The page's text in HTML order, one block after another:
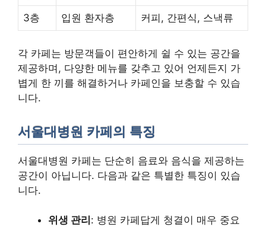
3층 입원 환자층 커피, 간편식, 스낵류
각 카페는 방문객들이 편안하게 쉴 수 있는 공간을
제공하며, 다양한 메뉴를 갖추고 있어 언제든지 가
볍게 한 끼를 해결하거나 카페인을 보충할 수 있습
니다.
서울대병원 카페의 특징
서울대병원 카페는 단순히 음료와 음식을 제공하는
공간이 아닙니다. 다음과 같은 특별한 특징이 있습
니다.
위생 관리 : 병원 카페답게 청결이 매우 중요